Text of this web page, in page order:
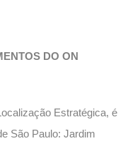
DO ON
Estratégica, é
São Paulo: Jardim